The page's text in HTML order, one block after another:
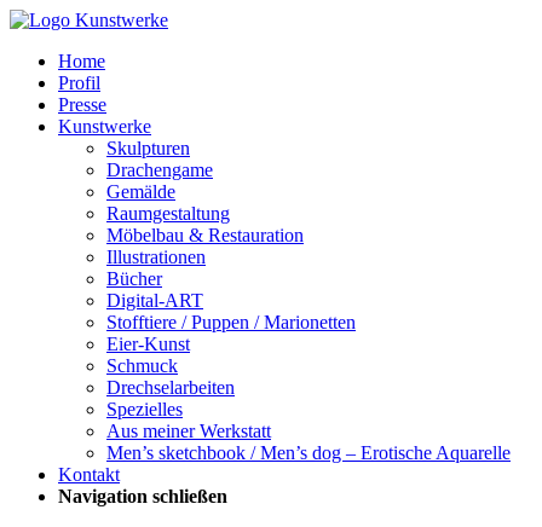
Home
Profil
Presse
Kunstwerke
Skulpturen
Drachengame
Gemälde
Raumgestaltung
Möbelbau & Restauration
Illustrationen
Bücher
Digital-ART
Stofftiere / Puppen / Marionetten
Eier-Kunst
Schmuck
Drechselarbeiten
Spezielles
Aus meiner Werkstatt
Men’s sketchbook / Men’s dog – Erotische Aquarelle
Kontakt
Navigation schließen